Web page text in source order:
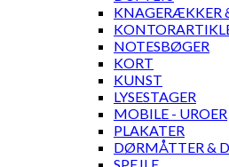
KNAGERÆKKER
NOTESBØGER
KORT
KUNST
LYSESTAGER
MOBILE - UROER
PLAKATER
DØRMÅTTER &